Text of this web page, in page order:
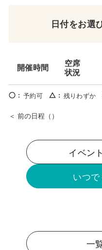
日付をお選
開催時間
空席
状況
予約可 残りわずか
イベン
いつ
一